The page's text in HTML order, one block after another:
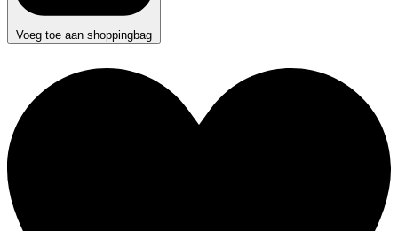
Voeg toe aan shoppingbag